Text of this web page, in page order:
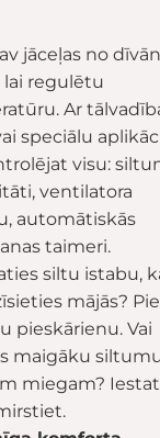
jāceļas no
lai regulētu
Ar
speciālu
visu:
ventilatora
automātiskās
taimeri.
siltu istabu,
mājās?
pieskārienu. Vai
maigāku
miegam?